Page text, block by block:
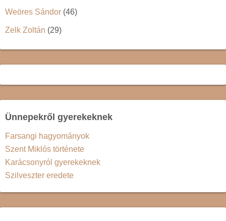
Weöres Sándor (46)
Zelk Zoltán (29)
Ünnepekről gyerekeknek
Farsangi hagyományok
Szent Miklós története
Karácsonyról gyerekeknek
Szilveszter eredete